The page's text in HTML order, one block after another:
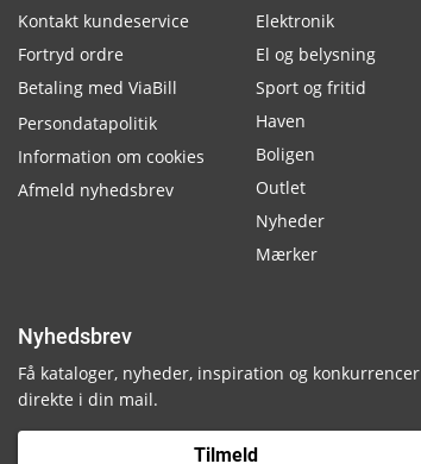
Kontakt kundeservice
Fortryd ordre
Betaling med ViaBill
Persondatapolitik
Information om cookies
Afmeld nyhedsbrev
Elektronik
El og belysning
Sport og fritid
Haven
Boligen
Outlet
Nyheder
Mærker
Nyhedsbrev
Få kataloger, nyheder, inspiration og konkurrencer
direkte i din mail.
Tilmeld